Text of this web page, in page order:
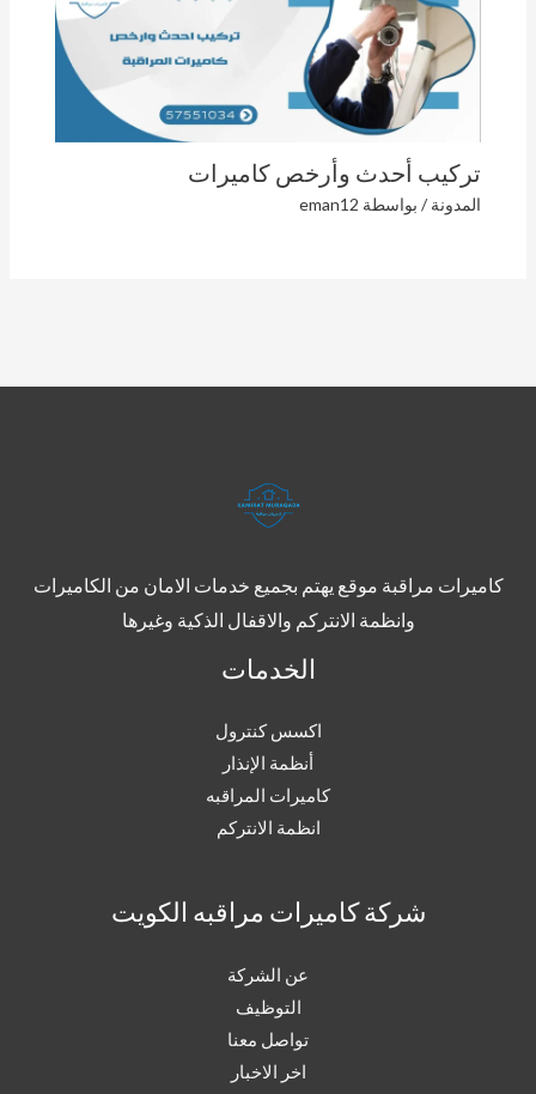
تركيب أحدث وأرخص كاميرات
المدونة / بواسطة eman12
كاميرات مراقبة موقع يهتم بجميع خدمات الامان من الكاميرات
وانظمة الانتركم والاقفال الذكية وغيرها
الخدمات
اكسس كنترول
أنظمة الإنذار
كاميرات المراقبه
انظمة الانتركم
شركة كاميرات مراقبه الكويت
عن الشركة
التوظيف
تواصل معنا
اخر الاخبار